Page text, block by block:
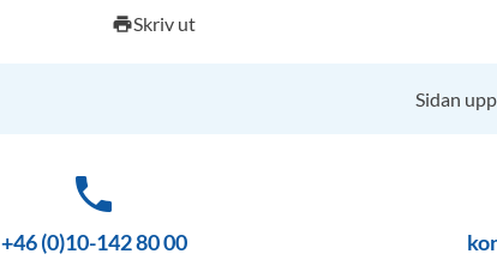
Kursplaner Välkomstbrev
printSkriv ut
Sidan
phone
+46 (0)10-142 80 00